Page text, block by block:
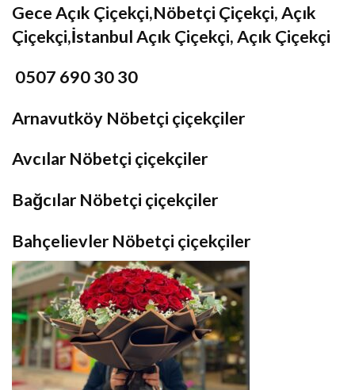
Gece Açık Çiçekçi,Nöbetçi Çiçekçi, Açık
Çiçekçi,İstanbul Açık Çiçekçi, Açık Çiçekçi
0507 690 30 30
Arnavutköy Nöbetçi çiçekçiler
Avcılar Nöbetçi çiçekçiler
Bağcılar Nöbetçi çiçekçiler
Bahçelievler Nöbetçi çiçekçiler